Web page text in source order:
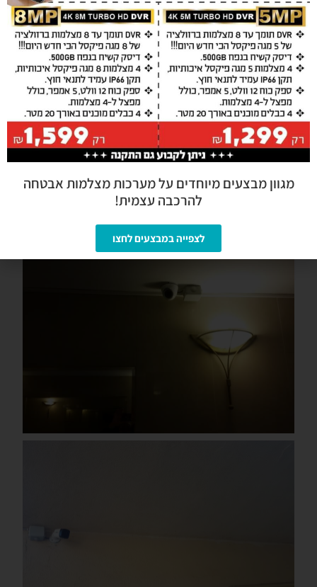
מגוון מבצעים מיוחדים על מערכות מצלמות אבטחה
להרכבה עצמית!
לצפייה במבצעים לחצו